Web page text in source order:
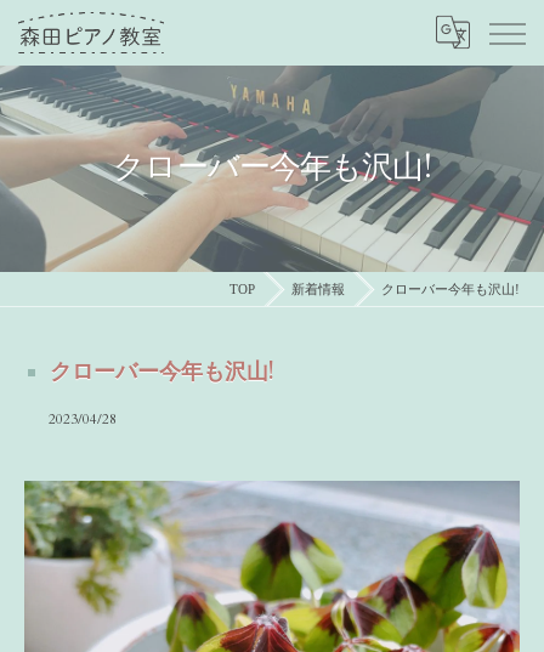
クローバー今年も沢山!
TOP 新着情報 クローバー今年も沢山!
クローバー今年も沢山!
2023/04/28